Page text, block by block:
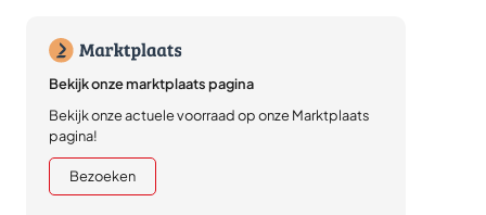
Bekijk onze marktplaats pagina
Bekijk onze actuele voorraad op onze Marktplaats
pagina!
Bezoeken